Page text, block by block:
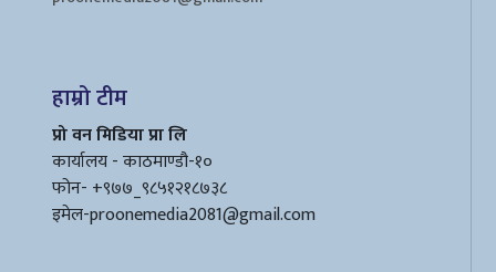
हाम्रो टीम
प्रो वन मिडिया प्रा लि
कार्यालय - काठमाण्डौ-१०
फोन- +९७७_९८५१२१८७३८
इमेल-proonemedia2081@gmail.com